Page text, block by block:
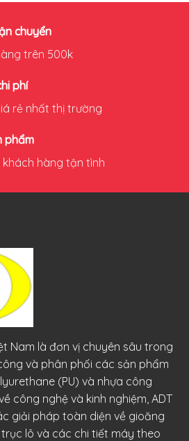
chuyển
trên 500k
phí
rẻ nhất thị trường
phẩm
khách hàng tận tình
Nam là đơn vị chuyên sâu trong
và phân phối các sản phẩm
(PU) và nhựa công
công nghệ và kinh nghiệm, ADT
giải pháp toàn diện về gioăng
lô và các chi tiết máy theo